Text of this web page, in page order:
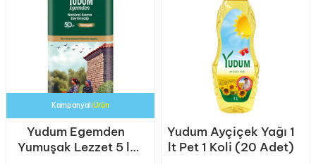
KampanyalıÜrün
Yudum Egemden
Yumuşak Lezzet 5 lt
Yudum Ayçiçek Yağı 1
lt Pet 1 Koli (20 Adet)